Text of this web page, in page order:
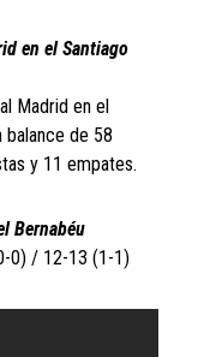
en el Santiago
Madrid en el
balance de 58
y 11 empates.
Bernabéu
0) / 12-13 (1-1)